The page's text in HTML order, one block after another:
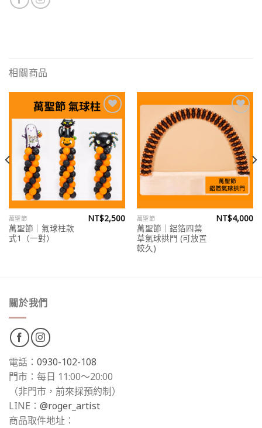
相關商品
Add to
wishlist
萬聖節
萬聖節｜氣球柱款
式1（一對）
NT$2,500
Add to
wishlist
萬聖節
萬聖節｜鋁箔四葉
草氣球拱門 (可放置
較久)
NT$4,000
關於我們
電話： 0930-102-108
門市：每日 11:00～20:00
（非門市，前來採預約制）
LINE： @roger_artist
商品取件地址：